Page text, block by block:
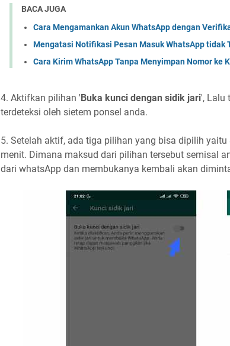
BACA JUGA
Cara Mengamankan Akun WhatsApp dengan
Mengatasi Notifikasi Pesan Masuk WhatsApp tidak
Cara Kirim WhatsApp Tanpa Menyimpan Nomor ke
4. Aktifkan pilihan 'Buka kunci dengan sidik jari', Lalu
terdeteksi oleh sietem ponsel anda.
5. Setelah aktif, ada tiga pilihan yang bisa dipilih yaitu
menit. Dimana maksud dari pilihan tersebut semisal
dari whatsApp dan membukanya kembali akan